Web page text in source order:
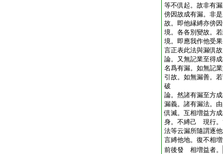
等不倶起。故非有
傍因故成有漏。非
故。即他縁縛亦傍
境。各各別變故。
境。即應我作他受
言正表此法與漏倶
論。又無記業至得
名爲有漏。如無記
引故。如無漏善。
破
論。然諸有漏至方
漏義。諸有漏法。
倶滅。互相増益方
身。不縛己 現行。
法等云漏所隨謂逐
言縛他地。復不相
前後發 相増益者。